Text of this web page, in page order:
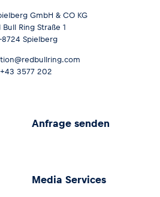
GmbH & CO KG
Bull Ring Straße 1
8724 Spielberg
+43 3577 202
Anfrage senden
Media Services